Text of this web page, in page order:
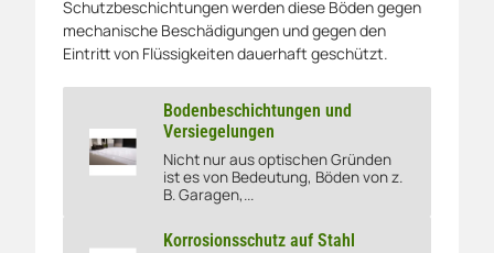
Schutzbeschichtungen werden diese Böden gegen
mechanische Beschädigungen und gegen den
Eintritt von Flüssigkeiten dauerhaft geschützt.
Bodenbeschichtungen und Versiegelungen
Bodenbeschichtungen und
Versiegelungen
Nicht nur aus optischen Gründen
ist es von Bedeutung, Böden von z.
B. Garagen,...
Korrosionsschutz auf Stahl